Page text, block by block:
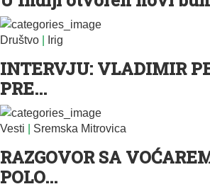
Društvo Irig
INTERVJU: VLADIMIR
PRE...
Vesti Sremska Mitrovica
RAZGOVOR SA
POLO...